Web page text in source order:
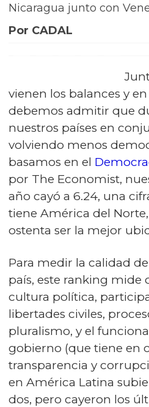
Nicaragua junto con
Por CADAL
vienen los balances y
debemos admitir que
nuestros países en
volviendo menos
basamos en el
por The Economist,
año cayó a 6.24, una
tiene América del
ostenta ser la mejor
Para medir la calidad
país, este ranking mide
cultura política,
libertades civiles,
pluralismo, y el
gobierno (que tiene en
transparencia y
en América Latina
dos, pero cayeron los